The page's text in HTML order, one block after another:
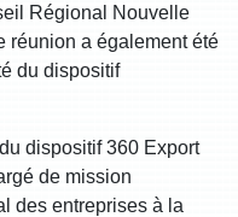
Régional Nouvelle
réunion a également été
du dispositif
dispositif 360 Export
de mission
des entreprises à la